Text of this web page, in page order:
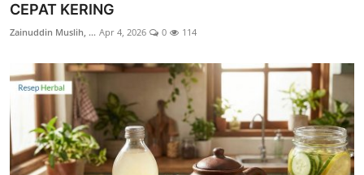
CEPAT KERING
Zainuddin Muslih, ... Apr 4, 2026 0 114